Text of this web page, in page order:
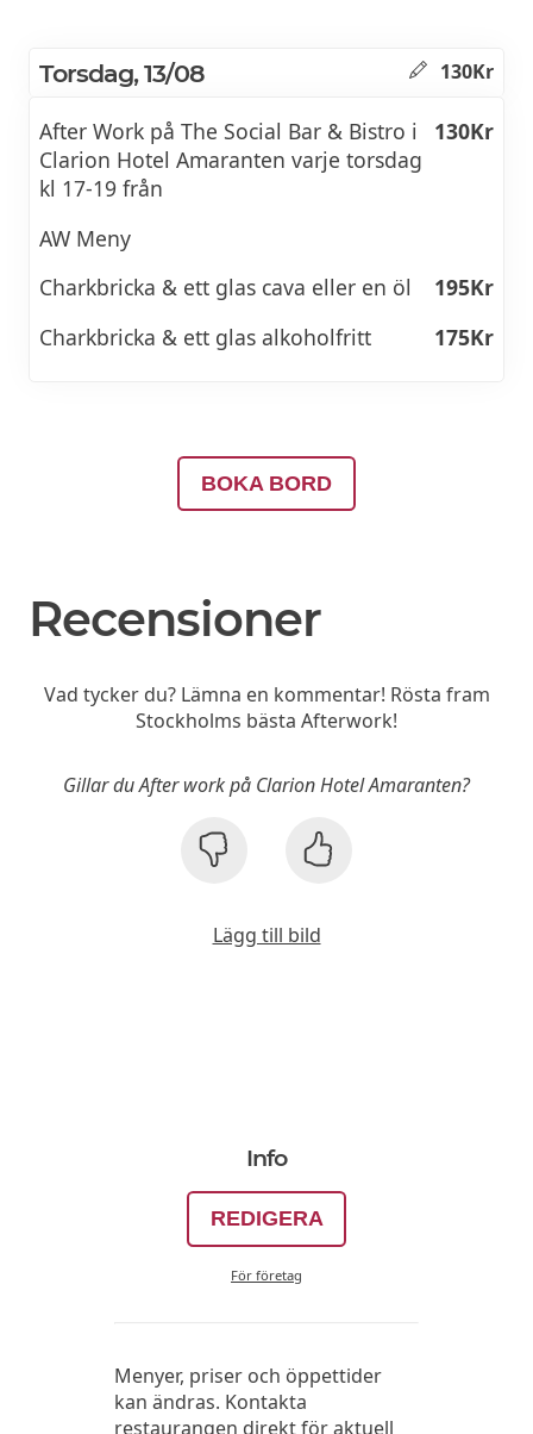
Torsdag, 13/08 130Kr
After Work på The Social Bar & Bistro i
Clarion Hotel Amaranten varje torsdag
kl 17-19 från
130Kr
AW Meny
Charkbricka & ett glas cava eller en öl
195Kr
Charkbricka & ett glas alkoholfritt
175Kr
BOKA BORD
Recensioner
Vad tycker du? Lämna en kommentar! Rösta fram
Stockholms bästa Afterwork!
Gillar du After work på Clarion Hotel Amaranten?
Lägg till bild
Info
REDIGERA
För företag
Menyer, priser och öppettider
kan ändras. Kontakta
restaurangen direkt för aktuell